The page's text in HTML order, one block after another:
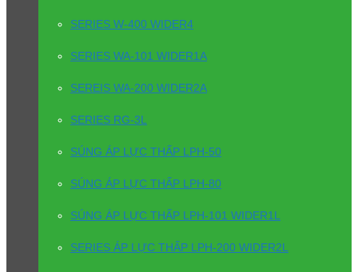
SERIES W-400 WIDER4
SERIES WA-101 WIDER1A
SEREIS WA-200 WIDER2A
SERIES RG-3L
SÚNG ÁP LỰC THẤP LPH-50
SÚNG ÁP LỰC THẤP LPH-80
SÚNG ÁP LỰC THẤP LPH-101 WIDER1L
SERIES ÁP LỰC THẤP LPH-200 WIDER2L